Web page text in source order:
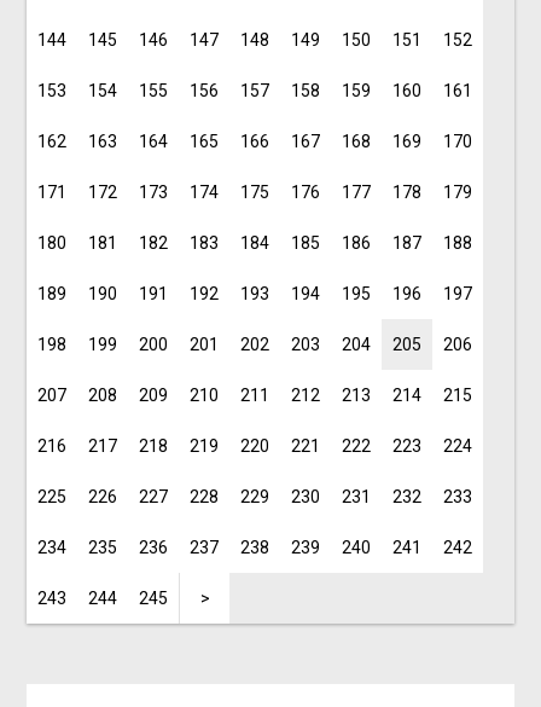
144 145 146 147 148 149 150 151 152
153 154 155 156 157 158 159 160 161
162 163 164 165 166 167 168 169 170
171 172 173 174 175 176 177 178 179
180 181 182 183 184 185 186 187 188
189 190 191 192 193 194 195 196 197
198 199 200 201 202 203 204 205 206
207 208 209 210 211 212 213 214 215
216 217 218 219 220 221 222 223 224
225 226 227 228 229 230 231 232 233
234 235 236 237 238 239 240 241 242
243 244 245 >